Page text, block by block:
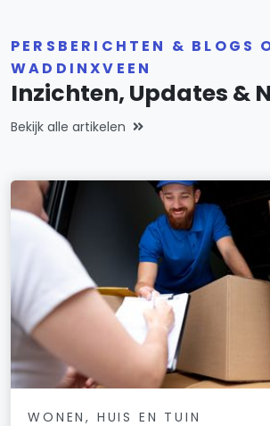
PERSBERICHTEN & BLOGS
WADDINXVEEN
Inzichten, Updates &
Bekijk alle artikelen
WONEN, HUIS EN TUIN